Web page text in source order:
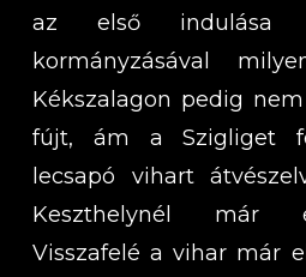
az első indulása
kormányzásával
Kékszalagon pedig
fújt, ám a Szigliget
lecsapó vihart
Keszthelynél már
Visszafelé a vihar már